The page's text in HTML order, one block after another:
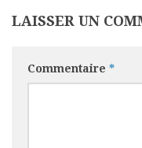
LAISSER UN
Commentaire *